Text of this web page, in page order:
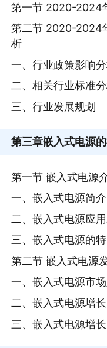
第一节 2020-2024
第二节 2020-2024
析
一、行业政策影响
二、相关行业标准
三、行业发展规划
第三章嵌入式电源
第一节 嵌入式电源
一、嵌入式电源简介
二、嵌入式电源应
三、嵌入式电源的
第二节 嵌入式电源
一、嵌入式电源市
二、嵌入式电源增长
三、嵌入式电源增